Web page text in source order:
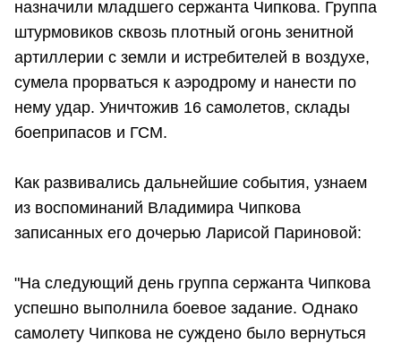
назначили младшего сержанта Чипкова. Группа
штурмовиков сквозь плотный огонь зенитной
артиллерии с земли и истребителей в воздухе,
сумела прорваться к аэродрому и нанести по
нему удар. Уничтожив 16 самолетов, склады
боеприпасов и ГСМ.
Как развивались дальнейшие события, узнаем
из воспоминаний Владимира Чипкова
записанных его дочерью Ларисой Париновой:
"На следующий день группа сержанта Чипкова
успешно выполнила боевое задание. Однако
самолету Чипкова не суждено было вернуться